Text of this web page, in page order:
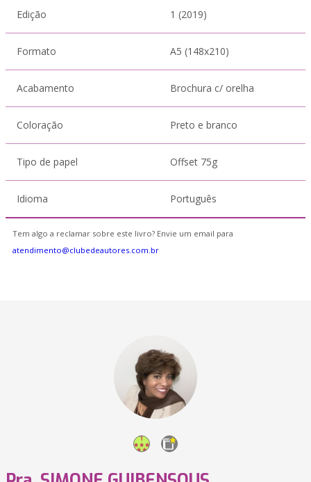
Edição 1 (2019)
Formato A5 (148x210)
Acabamento Brochura c/ orelha
Coloração Preto e branco
Tipo de papel Offset 75g
Idioma Português
Tem algo a reclamar sobre este livro? Envie um email para
atendimento@clubedeautores.com.br